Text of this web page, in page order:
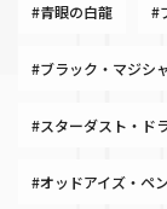
#青眼の白龍 #
#ブラック・マジシ
#スターダスト・ド
#オッドアイズ・ペ